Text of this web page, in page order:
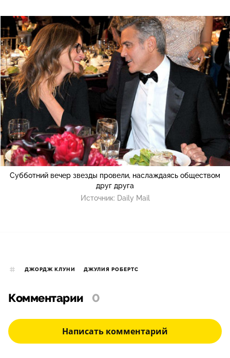
Субботний вечер звезды провели, наслаждаясь обществом
друг друга
Источник: Daily Mail
ДЖОРДЖ КЛУНИ ДЖУЛИЯ РОБЕРТС
Комментарии 0
Написать комментарий